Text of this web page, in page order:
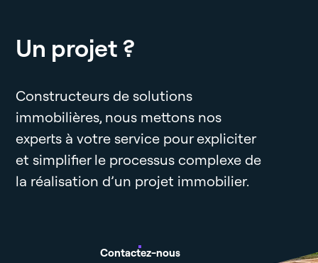
Un projet ?
Constructeurs de solutions
immobilières, nous mettons nos
experts à votre service pour expliciter
et simplifier le processus complexe de
la réalisation d’un projet immobilier.
Contactez-nous